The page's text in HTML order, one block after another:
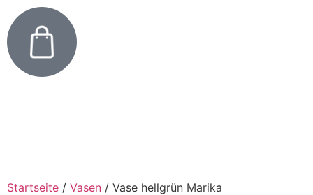
Startseite / Vasen / Vase hellgrün Marika